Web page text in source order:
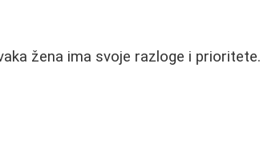
žena ima svoje razloge i prioritete.